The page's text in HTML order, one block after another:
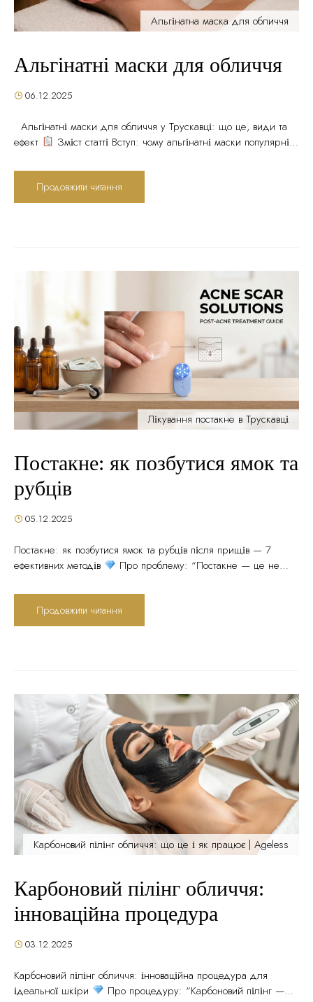
Альгінатна маска для обличчя
Альгінатні маски для обличчя
06.12.2025
Альгінатні маски для обличчя у Трускавці: що це, види та
ефект
Зміст статті Вступ: чому альгінатні маски популярні в
альгінатних масок Ефекти та переваги альгінатних масок
Показання до застосування Як проходить процедура
альгінатної маски Протипоказання Як часто робити альгінатні
Продовжити читання
Лікування постакне в Трускавці
Постакне: як позбутися ямок та
рубців
05.12.2025
Постакне: як позбутися ямок та рубців після прищів — 7
ефективних методів
Про проблему: “Постакне — це не
пошкодження дерми, яке потребує системного лікування.
Самолікування та народні засоби не працюють — потрібен
професійний підхід”, — Неборак Наталя Валеріївна, лікар-
Продовжити читання
Карбоновий пілінг обличчя: що це і як працює | Ageless
Карбоновий пілінг обличчя:
інноваційна процедура
03.12.2025
Карбоновий пілінг обличчя: інноваційна процедура для
ідеальної шкіри
Про процедуру: “Карбоновий пілінг —